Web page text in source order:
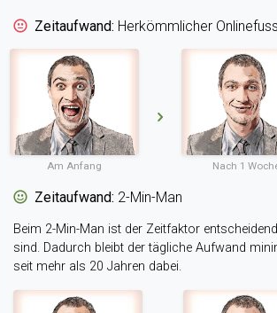
Zeitaufwand: Herkömmlicher
Am Anfang Nach 1
Zeitaufwand: 2-Min-Man
Beim 2-Min-Man ist der Zeitfaktor
sind. Dadurch bleibt der tägliche Aufwand
seit mehr als 20 Jahren dabei.